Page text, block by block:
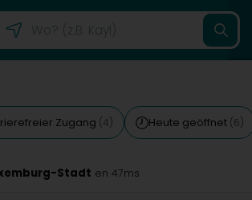
Zugang (4) Heute geöffnet (6)
Stadt en 47ms